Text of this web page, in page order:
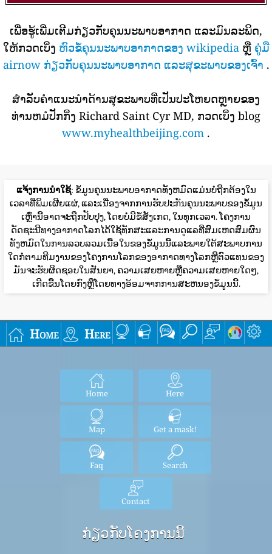
ເພື່ອຮູ້ເພີ່ມເຕີມກ່ຽວກັບຄຸນນະພາບອາກາດ ແລະມົນລະພິດ,
ໃຫ້ກວດເບິ່ງ ຫົວຂໍ້ຄຸນນະພາບອາກາດຂອງ wikipedia ຫຼື ຄູ່ມື
airnow ກ່ຽວກັບຄຸນນະພາບອາກາດ ແລະສຸຂະພາບຂອງເຈົ້າ .
ສໍາລັບຄໍາແນະນໍາດ້ານສຸຂະພາບທີ່ເປັນປະໂຫຍດຫຼາຍຂອງ
ທ່ານຫມໍປັກກິ່ງ Richard Saint Cyr MD, ກວດເບິ່ງ blog
www.myhealthbeijing.com .
ແຈ້ງການນໍາໃຊ້: ຂໍ້ມູນຄຸນນະພາບອາກາດທັງຫມົດແມ່ນບໍ່ຖືກຕ້ອງໃນ
ເວລາທີ່ພິມເຜີຍແຜ່, ແລະເນື່ອງຈາກການຮັບປະກັນຄຸນນະພາບຂອງຂໍ້ມູນ
ເຫຼົ່ານີ້ອາດຈະຖືກປັບປຸງ, ໂດຍບໍ່ມີຂໍ້ສັງເກດ, ໃນທຸກເວລາ. ໂຄງການ
ດັດຊະນີທາງອາກາດໂລກໄດ້ໃຊ້ທັກສະແລະການດູແລທີ່ສົມເຫດສົມຜົນ
ທັງຫມົດໃນການລວບລວມເນື້ອໃນຂອງຂໍ້ມູນນີ້ແລະພາຍໃຕ້ສະພາບການ
ໃດກໍ່ຕາມທີມງານຂອງໂຄງການໂລກຂອງອາກາດທາງໂລກຫຼືຕົວແທນຂອງ
ມັນຈະຮັບຜິດຊອບໃນສັນຍາ, ຄວາມເສຍຫາຍຫຼືຄວາມເສຍຫາຍໃດໆ,
ເກີດຂື້ນໂດຍກົງຫຼືໂດຍທາງອ້ອມຈາກການສະຫນອງຂໍ້ມູນນີ້.
Home Here
Home Here
Map Get a mask!
Faq Search
Contact
ກ່ຽວກັບໂຄງການນີ້